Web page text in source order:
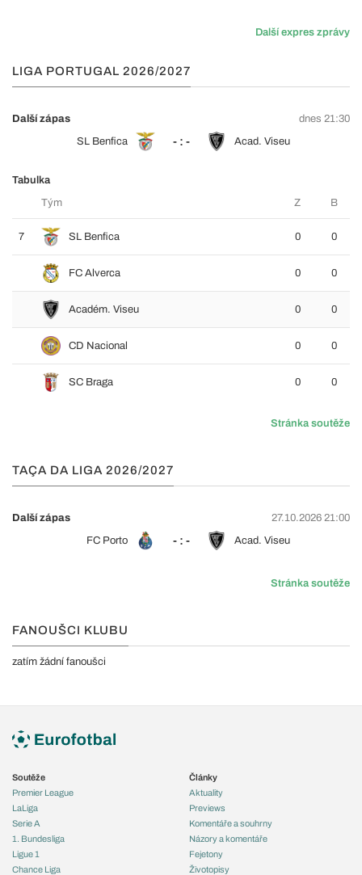
Další expres zprávy
LIGA PORTUGAL 2026/2027
Další zápas
dnes 21:30
SL Benfica
- : - Acad. Viseu
Tabulka
Tým
Z B
7 SL Benfica 0 0
FC Alverca 0 0
Académ. Viseu 0 0
CD Nacional 0 0
SC Braga 0 0
Stránka soutěže
TAÇA DA LIGA 2026/2027
Další zápas
27.10.2026 21:00
FC Porto
- : - Acad. Viseu
Stránka soutěže
FANOUŠCI KLUBU
zatím žádní fanoušci
Soutěže
Premier League
LaLiga
Serie A
1. Bundesliga
Ligue 1
Chance Liga
Články
Aktuality
Previews
Komentáře a souhrny
Názory a komentáře
Fejetony
Životopisy